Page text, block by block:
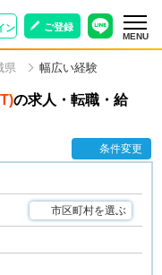
ン ご登録
MENU
県 幅広い経験
の求人・転職・給
条件変更
市区町村を選ぶ